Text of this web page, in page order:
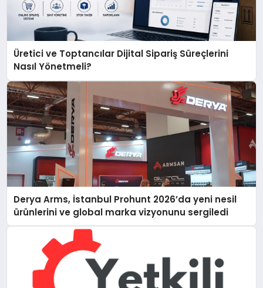
Üretici ve Toptancılar Dijital Sipariş Süreçlerini
Nasıl Yönetmeli?
Derya Arms, İstanbul Prohunt 2026’da yeni nesil
ürünlerini ve global marka vizyonunu sergiledi